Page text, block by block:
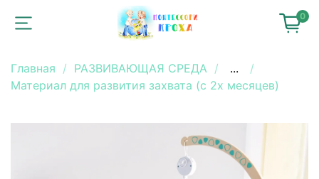
0
Главная РАЗВИВАЮЩАЯ СРЕДА
...
Материал для развития захвата (с 2х месяцев)